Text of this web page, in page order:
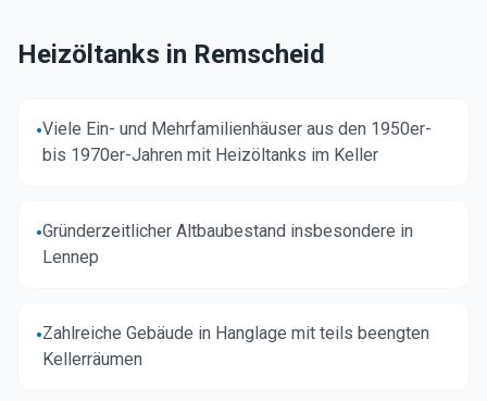
Heizöltanks in Remscheid
•Viele Ein- und Mehrfamilienhäuser aus den 1950er-
bis 1970er-Jahren mit Heizöltanks im Keller
•Gründerzeitlicher Altbaubestand insbesondere in
Lennep
•Zahlreiche Gebäude in Hanglage mit teils beengten
Kellerräumen